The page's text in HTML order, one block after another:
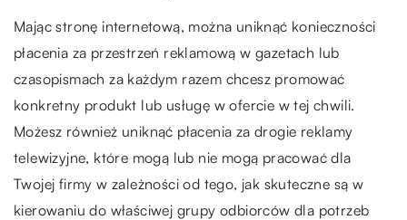
Mając stronę internetową, można uniknąć konieczności
płacenia za przestrzeń reklamową w gazetach lub
czasopismach za każdym razem chcesz promować
konkretny produkt lub usługę w ofercie w tej chwili.
Możesz również uniknąć płacenia za drogie reklamy
telewizyjne, które mogą lub nie mogą pracować dla
Twojej firmy w zależności od tego, jak skuteczne są w
kierowaniu do właściwej grupy odbiorców dla potrzeb